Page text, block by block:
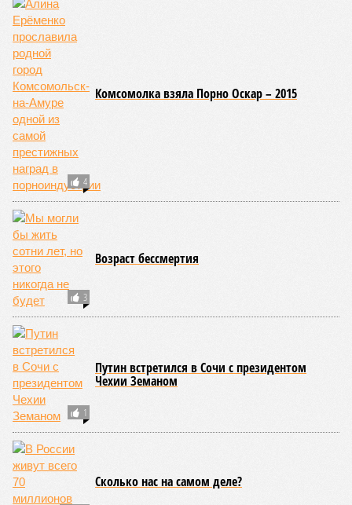
4
Комсомолка взяла Порно Оскар – 2015
3
Возраст бессмертия
1
Путин встретился в Сочи с президентом
Чехии Земаном
Сколько нас на самом деле?